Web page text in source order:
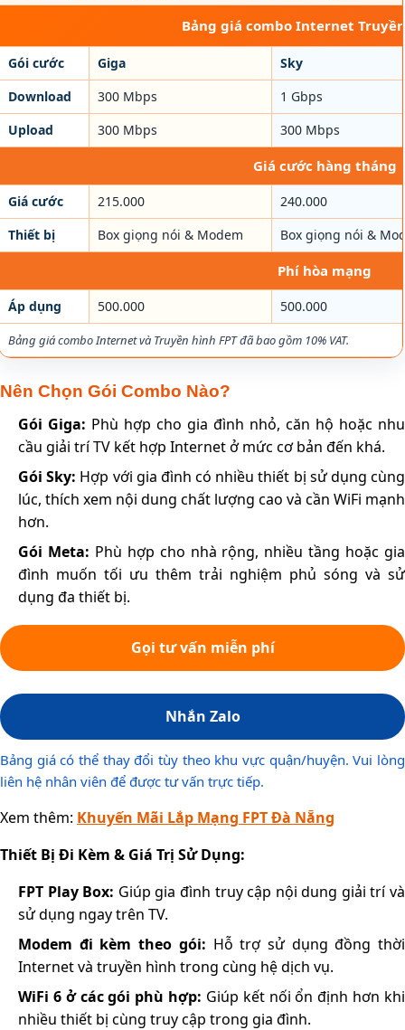
Bảng giá combo Internet
Gói cước Giga
Sky
Download
300 Mbps
1 Gbps
Upload
300 Mbps 300 Mbps
Giá cước hàng tháng
Giá cước 215.000
240.000
Thiết bị
Box giọng nói & Modem Box giọng nói &
Phí hòa mạng
Áp dụng 500.000 500.000
Bảng giá combo Internet và Truyền hình FPT đã bao gồm 10% VAT.
Nên Chọn Gói Combo Nào?
Gói Giga: Phù hợp cho gia đình nhỏ, căn hộ hoặc nhu
cầu giải trí TV kết hợp Internet ở mức cơ bản đến khá.
Gói Sky: Hợp với gia đình có nhiều thiết bị sử dụng cùng
lúc, thích xem nội dung chất lượng cao và cần WiFi mạnh
hơn.
Gói Meta: Phù hợp cho nhà rộng, nhiều tầng hoặc gia
đình muốn tối ưu thêm trải nghiệm phủ sóng và sử
dụng đa thiết bị.
Gọi tư vấn miễn phí
Nhắn Zalo
Bảng giá có thể thay đổi tùy theo khu vực quận/huyện. Vui lòng
liên hệ nhân viên để được tư vấn trực tiếp.
Xem thêm: Khuyến Mãi Lắp Mạng FPT Đà Nẵng
Thiết Bị Đi Kèm & Giá Trị Sử Dụng:
FPT Play Box: Giúp gia đình truy cập nội dung giải trí và
sử dụng ngay trên TV.
Modem đi kèm theo gói: Hỗ trợ sử dụng đồng thời
Internet và truyền hình trong cùng hệ dịch vụ.
WiFi 6 ở các gói phù hợp: Giúp kết nối ổn định hơn khi
nhiều thiết bị cùng truy cập trong gia đình.